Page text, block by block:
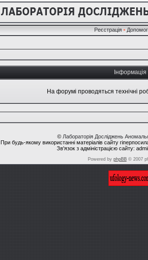
Реєстрація •
Інформація
На форумі проводяться технічні
© Лабораторія Досліджень
При будь-якому використанні матеріалів сайту
Зв'язок з адміністрацією сайту:
Powered by phpBB© 2007